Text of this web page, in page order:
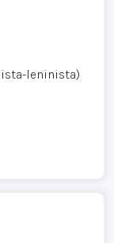
leninista)